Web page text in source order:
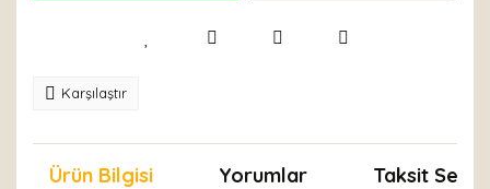
Karşılaştır
Ürün Bilgisi Yorumlar Taksit